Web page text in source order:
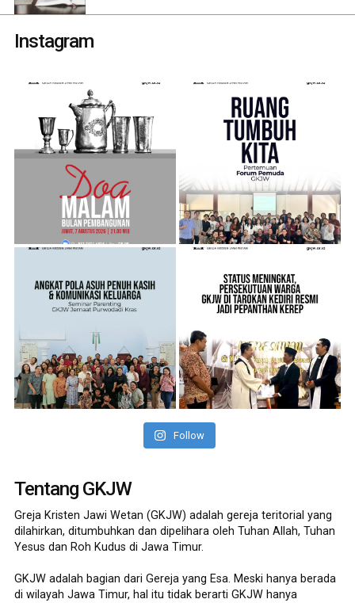
Instagram
Follow
Tentang GKJW
Greja Kristen Jawi Wetan (GKJW) adalah gereja teritorial yang
dilahirkan, ditumbuhkan dan dipelihara oleh Tuhan Allah, Tuhan
Yesus dan Roh Kudus di Jawa Timur.
GKJW adalah bagian dari Gereja yang Esa. Meski hanya berada
di wilayah Jawa Timur, hal itu tidak berarti GKJW hanya